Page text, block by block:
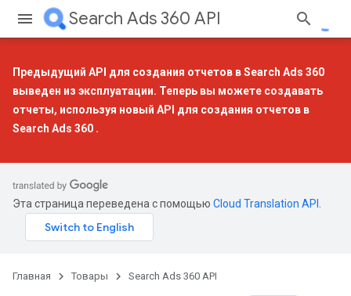
Search Ads 360 API
Предыдущий API для создания отчетов в Search Ads 360
выведен из эксплуатации. Теперь вы можете создавать
отчеты, используя новый API для создания отчетов в
Search Ads 360 .
Эта страница переведена с помощью Cloud Translation API
Главная Товары Search Ads 360 API